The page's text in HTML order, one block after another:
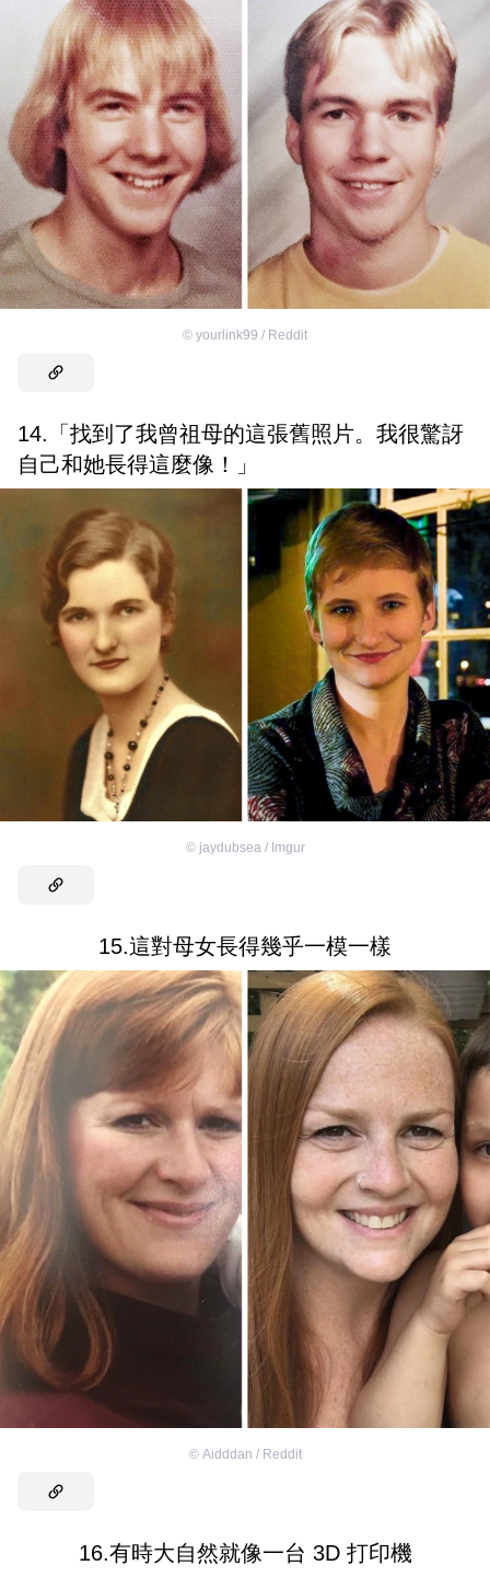
© yourlink99 / Reddit
14.「找到了我曾祖母的這張舊照片。我很驚訝
自己和她長得這麼像！」
© jaydubsea / Imgur
15.這對母女長得幾乎一模一樣
© Aidddan / Reddit
16.有時大自然就像一台 3D 打印機